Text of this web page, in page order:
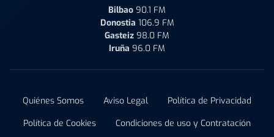
Bilbao 90.1 FM
Donostia 106.9 FM
Gasteiz 98.0 FM
Iruña 96.0 FM
Quiénes Somos Aviso Legal
Política de Privacidad
Política de Cookies
Condiciones de uso y Contratación